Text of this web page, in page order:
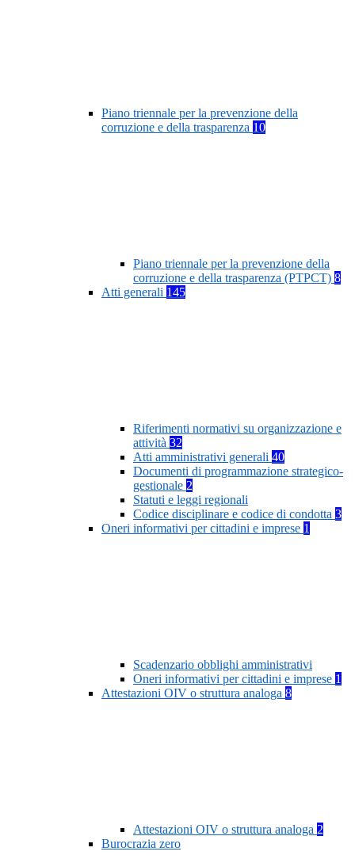
Piano triennale per la prevenzione della
corruzione e della trasparenza 10
Piano triennale per la prevenzione della
corruzione e della trasparenza (PTPCT) 8
Atti generali 145
Riferimenti normativi su organizzazione e
attività 32
Atti amministrativi generali 40
Documenti di programmazione strategico-
gestionale 2
Statuti e leggi regionali
Codice disciplinare e codice di condotta 3
Oneri informativi per cittadini e imprese 1
Scadenzario obblighi amministrativi
Oneri informativi per cittadini e imprese 1
Attestazioni OIV o struttura analoga 8
Attestazioni OIV o struttura analoga 2
Burocrazia zero